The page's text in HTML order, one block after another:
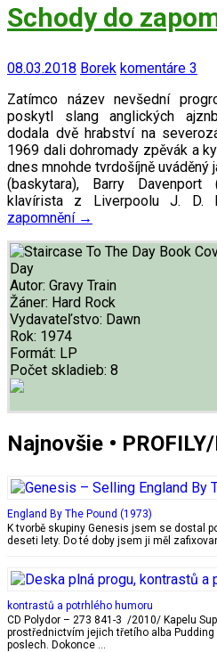
Schody do
08.03.2018 Borek komentáre 3
Zatímco název nevšední
poskytl slang anglických
dodala dvě hrabství na
1969 dali dohromady zpěvák a
dnes mnohde tvrdošíjně uváděný
(baskytara), Barry
klavírista z Liverpoolu J. D.
zapomnění →
Day
Autor: Gravy Train
Žáner: Hard Rock
Vydavateľstvo: Dawn
Rok: 1974
Formát: LP
Počet skladieb: 8
Najnovšie •
England By The Pound (1973)
K tvorbě skupiny Genesis jsem se dostal
deseti lety. Do té doby jsem ji měl
kontrastů a potrhlého humoru
CD Polydor – 273 841-3 /2010/ Kapelu
prostřednictvím jejich třetího alba
poslech. Dokonce …